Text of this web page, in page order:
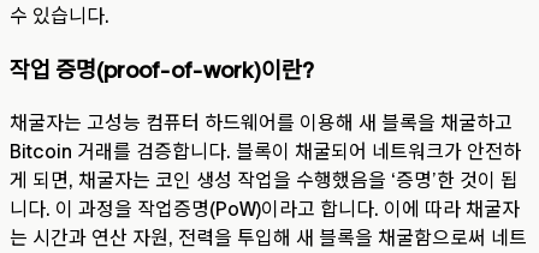
수 있습니다.
작업 증명(proof-of-work)이란?
채굴자는 고성능 컴퓨터 하드웨어를 이용해 새 블록을 채굴하고
Bitcoin 거래를 검증합니다. 블록이 채굴되어 네트워크가 안전하
게 되면, 채굴자는 코인 생성 작업을 수행했음을 ‘증명’한 것이 됩
니다. 이 과정을 작업증명(PoW)이라고 합니다. 이에 따라 채굴자
는 시간과 연산 자원, 전력을 투입해 새 블록을 채굴함으로써 네트